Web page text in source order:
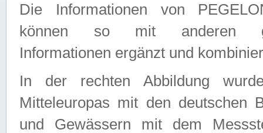
Die Informationen von
können so mit anderen
Informationen ergänzt und
In der rechten Abbildung
Mitteleuropas mit den deutschen
und Gewässern mit dem